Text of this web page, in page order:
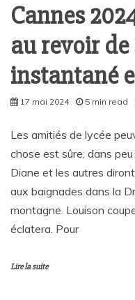
Cannes
au revoir
instantané
17 mai 2024 5 min read
Les amitiés de lycée
chose est sûre, dans
Diane et les autres
aux baignades dans la
montagne. Louison
éclatera. Pour
Lire la suite